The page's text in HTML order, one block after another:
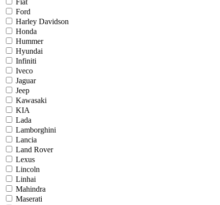
Fiat
Ford
Harley Davidson
Honda
Hummer
Hyundai
Infiniti
Iveco
Jaguar
Jeep
Kawasaki
KIA
Lada
Lamborghini
Lancia
Land Rover
Lexus
Lincoln
Linhai
Mahindra
Maserati